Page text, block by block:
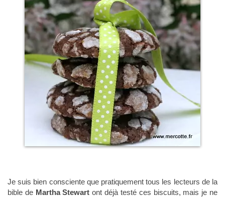
Je suis bien consciente que pratiquement tous les lecteurs de la
bible de Martha Stewart ont déjà testé ces biscuits, mais je ne